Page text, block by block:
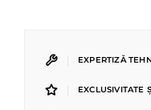
EXPERTIZĂ
EXCLUSIVITATE